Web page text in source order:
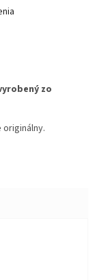
zo
originálny.